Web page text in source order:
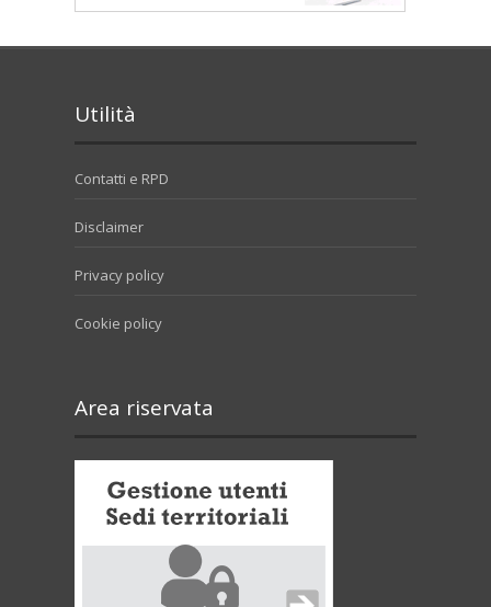
Utilità
Contatti e RPD
Disclaimer
Privacy policy
Cookie policy
Area riservata